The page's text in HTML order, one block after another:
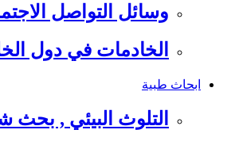
وسائل التواصل
الخادمات في دول
ابحاث طبية
التلوث البيئي , بحث